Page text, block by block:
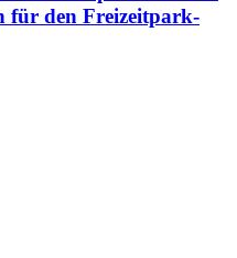
für den Freizeitpark-